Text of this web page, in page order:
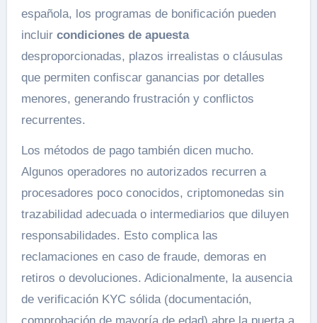
española, los programas de bonificación pueden
incluir condiciones de apuesta
desproporcionadas, plazos irrealistas o cláusulas
que permiten confiscar ganancias por detalles
menores, generando frustración y conflictos
recurrentes.
Los métodos de pago también dicen mucho.
Algunos operadores no autorizados recurren a
procesadores poco conocidos, criptomonedas sin
trazabilidad adecuada o intermediarios que diluyen
responsabilidades. Esto complica las
reclamaciones en caso de fraude, demoras en
retiros o devoluciones. Adicionalmente, la ausencia
de verificación KYC sólida (documentación,